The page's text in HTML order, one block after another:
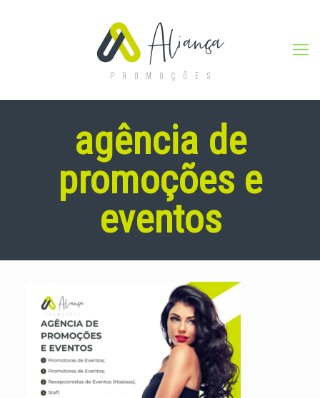
agência de
promoções e
eventos